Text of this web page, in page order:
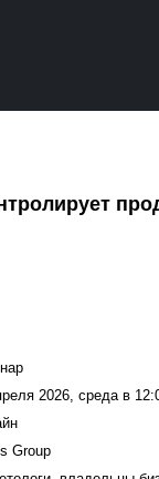
2026, среда в
Group